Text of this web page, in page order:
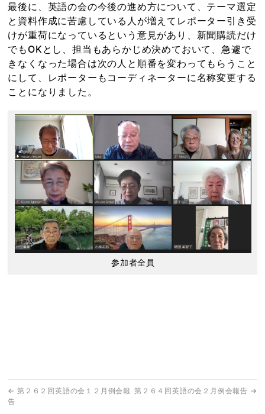
最後に、英語の会の今後の進め方について、テーマ選定
と資料作成に苦慮している人が増えてレポーター引き受
けが重荷になっているという意見があり、新聞購読だけ
でもOKとし、担当もあらかじめ決めておいて、急遽で
きなくなった場合は次の人と順番を変わってもらうこと
にして、レポーターもコーディネーターに名称変更する
ことになりました。
参加者全員
← 第２６２回英語の会１２月例会報
告
第２６４回英語の会２月例会報告 →